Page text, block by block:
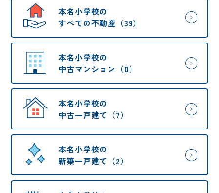
本名小学校の
すべての不動産（39）
本名小学校の
中古マンション（0）
本名小学校の
中古一戸建て（7）
本名小学校の
新築一戸建て（2）